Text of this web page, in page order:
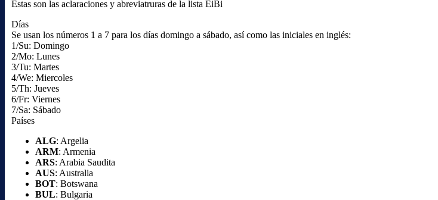
Estas son las aclaraciones y abreviatruras de la lista EiBi
Días
Se usan los números 1 a 7 para los días domingo a sábado, así como las iniciales en inglés:
1/Su: Domingo
2/Mo: Lunes
3/Tu: Martes
4/We: Miercoles
5/Th: Jueves
6/Fr: Viernes
7/Sa: Sábado
Países
ALG: Argelia
ARM: Armenia
ARS: Arabia Saudita
AUS: Australia
BOT: Botswana
BUL: Bulgaria